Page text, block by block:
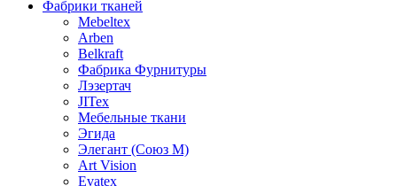
Фабрики тканей
Mebeltex
Arben
Belkraft
Фабрика Фурнитуры
Лэзертач
JITex
Мебельные ткани
Эгида
Элегант (Союз М)
Art Vision
Evatex